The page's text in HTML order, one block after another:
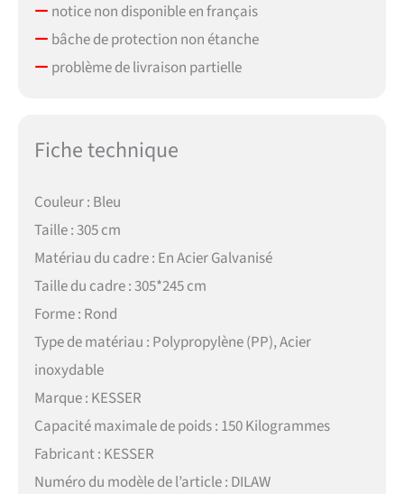
notice non disponible en français
bâche de protection non étanche
problème de livraison partielle
Fiche technique
Couleur : Bleu
Taille : 305 cm
Matériau du cadre : En Acier Galvanisé
Taille du cadre : 305*245 cm
Forme : Rond
Type de matériau : Polypropylène (PP), Acier
inoxydable
Marque : KESSER
Capacité maximale de poids : 150 Kilogrammes
Fabricant : KESSER
Numéro du modèle de l’article : DILAW